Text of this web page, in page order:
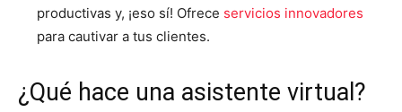
productivas y, ¡eso sí! Ofrece servicios innovadores
para cautivar a tus clientes.
¿Qué hace una asistente virtual?